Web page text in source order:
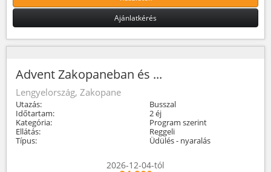
Ajánlatkérés
Advent Zakopaneban és ...
Lengyelország, Zakopane
Utazás:
Busszal
Időtartam:
2 éj
Kategória:
Program szerint
Ellátás:
Reggeli
Típus:
Üdülés - nyaralás
2026-12-04-tól